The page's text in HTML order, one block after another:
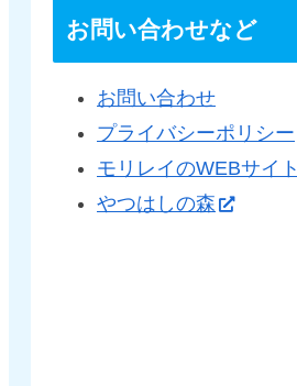
お問い合わせなど
お問い合わせ
プライバシーポリシー
モリレイのWEBサイト
やつはしの森